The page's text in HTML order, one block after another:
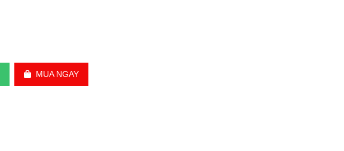
MUA NGAY